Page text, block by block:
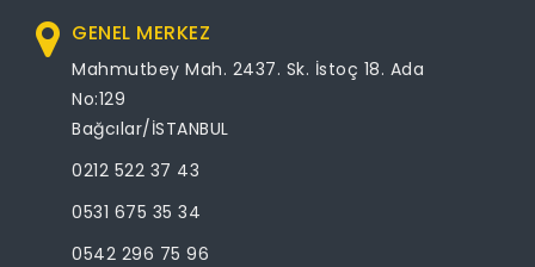
GENEL MERKEZ
Mahmutbey Mah. 2437. Sk. İstoç 18. Ada
No:129
Bağcılar/İSTANBUL
0212 522 37 43
0531 675 35 34
0542 296 75 96